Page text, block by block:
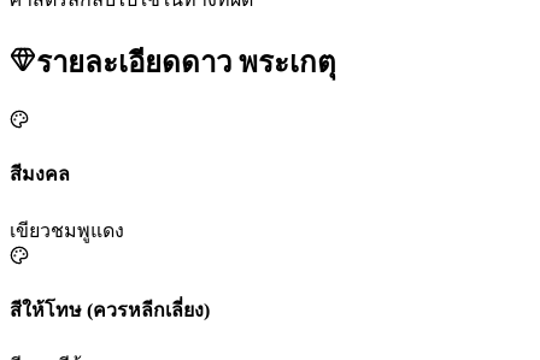
รายละเอียดดาว พระเกตุ
สีมงคล
เขียวชมพูแดง
สีให้โทษ (ควรหลีกเลี่ยง)